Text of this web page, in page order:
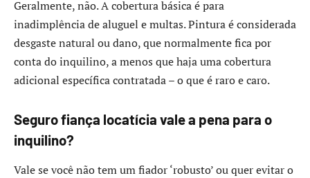
Geralmente, não. A cobertura básica é para
inadimplência de aluguel e multas. Pintura é considerada
desgaste natural ou dano, que normalmente fica por
conta do inquilino, a menos que haja uma cobertura
adicional específica contratada – o que é raro e caro.
Seguro fiança locatícia vale a pena para o
inquilino?
Vale se você não tem um fiador ‘robusto’ ou quer evitar o